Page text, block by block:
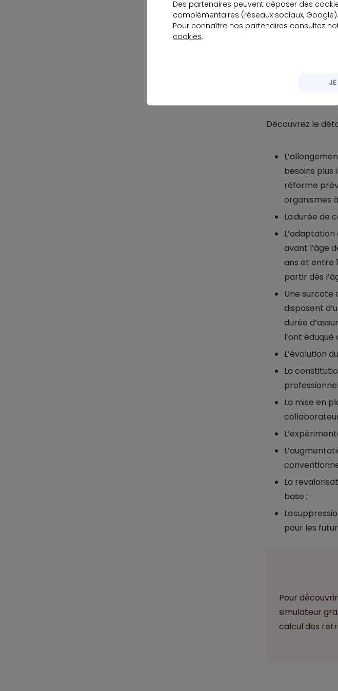
Une
Découvrez le
besoins
réforme
organismes
La durée de
avant l’âge
ans et entre
partir dès
Une surcote
disposent
durée
l’ont éduqué
L’évolution
La
La mise en
La
base ;
La
pour les
Pour
simulateur
calcul des
Des partenaires peuvent déposer des
complémentaires (réseaux sociaux, Google).
Pour connaître nos partenaires consultez
cookies.